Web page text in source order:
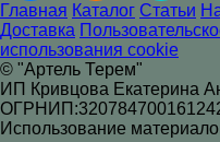
Главная Каталог Статьи
Доставка
использования cookie
© "Артель Терем"
ИП Кривцова Екатерина
Использование